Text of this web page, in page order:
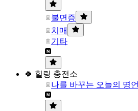
불면증
치매
기타
🍀 힐링 충전소
나를 바꾸는 오늘의 명언